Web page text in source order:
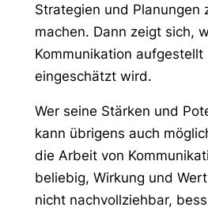
Strategien und Planungen
machen. Dann zeigt sich,
Kommunikation
eingeschätzt wird.
Wer seine Stärken und
kann übrigens auch
die Arbeit von
beliebig, Wirkung und
nicht nachvollziehbar,